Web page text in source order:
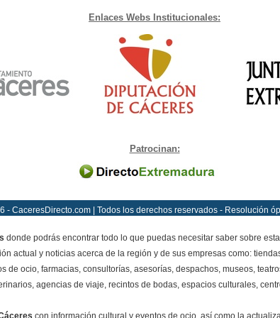
Enlaces Webs Institucionales:
Patrocinan:
- CaceresDirecto.com | Todos los derechos reservados - Resolución
donde podrás encontrar todo lo que puedas necesitar saber sobre
actual y noticias acerca de la región y de sus empresas como:
de ocio, farmacias, consultorías, asesorías, despachos, museos,
agencias de viaje, recintos de bodas, espacios culturales,
con información cultural y eventos de ocio, así como la